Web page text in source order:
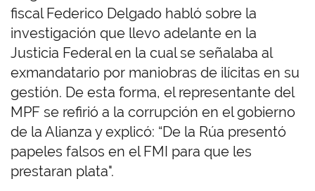
fiscal Federico Delgado habló sobre la
investigación que llevo adelante en la
Justicia Federal en la cual se señalaba al
exmandatario por maniobras de ilícitas en su
gestión. De esta forma, el representante del
MPF se refirió a la corrupción en el gobierno
de la Alianza y explicó: “De la Rúa presentó
papeles falsos en el FMI para que les
prestaran plata".